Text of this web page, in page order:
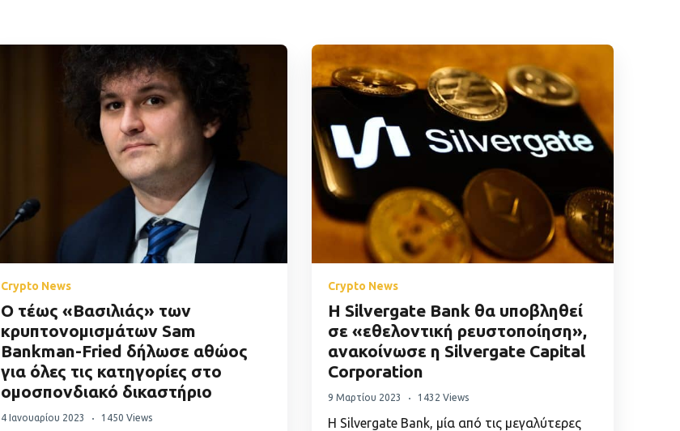
Crypto News
Ο τέως «Βασιλιάς» των
κρυπτονομισμάτων Sam
Bankman-Fried δήλωσε αθώος
για όλες τις κατηγορίες στο
ομοσπονδιακό δικαστήριο
4 Ιανουαρίου 2023 1450 Views
Crypto News
Η Silvergate Bank θα υποβληθεί
σε «εθελοντική ρευστοποίηση»,
ανακοίνωσε η Silvergate Capital
Corporation
9 Μαρτίου 2023 1432 Views
Η Silvergate Bank, μία από τις μεγαλύτερες